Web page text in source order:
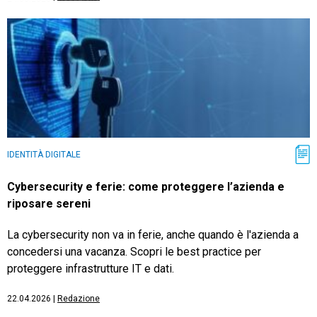
IDENTITÀ DIGITALE
Cybersecurity e ferie: come proteggere l’azienda e
riposare sereni
La cybersecurity non va in ferie, anche quando è l'azienda a
concedersi una vacanza. Scopri le best practice per
proteggere infrastrutture IT e dati.
22.04.2026 Redazione